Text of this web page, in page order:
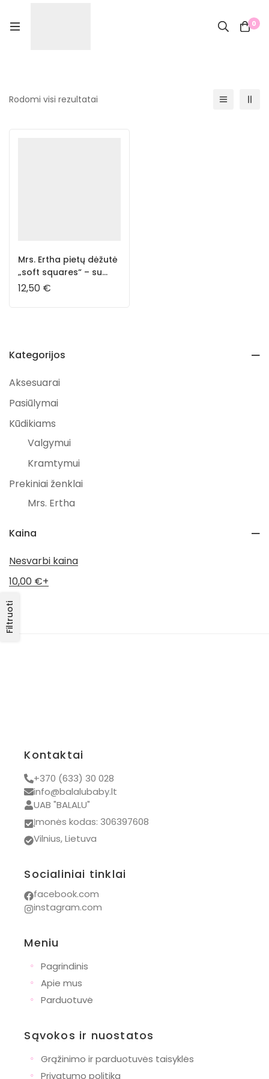
0
Kategorijos
Aksesuarai
Pasiūlymai
Kūdikiams
Valgymui
Kramtymui
Prekiniai ženklai
Mrs. Ertha
Naujienos
Visos prekės
Kaina
Nesvarbi kaina
10,00 €+
Filtruoti
Rodomi visi rezultatai
Mrs. Ertha pietų dėžutė
„soft squares“ – su
vidaus pertvara
12,50 €
Kontaktai
+370 (633) 30 028
info@balalubaby.lt
UAB "BALALU"
Įmonės kodas: 306397608
Vilnius, Lietuva
Socialiniai tinklai
facebook.com
instagram.com
Meniu
◦
Pagrindinis
◦ Apie mus
◦ Parduotuvė
Sąvokos ir nuostatos
◦
Grąžinimo ir parduotuvės taisyklės
◦ Privatumo politika